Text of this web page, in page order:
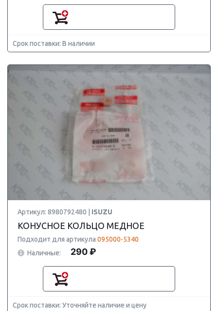
Срок поставки: В наличии
Артикул: 8980792480 | ISUZU
КОНУСНОЕ КОЛЬЦО МЕДНОЕ
Подходит для артикула 095000-5340
Наличные:
290 ₽
Срок поставки: Уточняйте наличие и цену